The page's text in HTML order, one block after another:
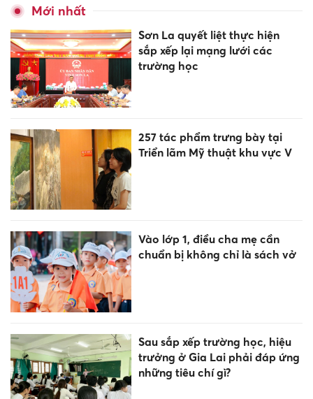
Mới nhất
Sơn La quyết liệt thực hiện
sắp xếp lại mạng lưới các
trường học
257 tác phẩm trưng bày tại
Triển lãm Mỹ thuật khu vực V
Vào lớp 1, điều cha mẹ cần
chuẩn bị không chỉ là sách vở
Sau sắp xếp trường học, hiệu
trưởng ở Gia Lai phải đáp ứng
những tiêu chí gì?